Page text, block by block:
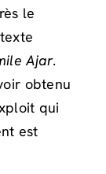
le
Ajar.
obtenu
qui
est